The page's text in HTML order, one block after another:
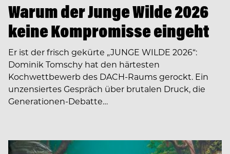
Warum der Junge Wilde 2026
keine Kompromisse eingeht
Er ist der frisch gekürte „JUNGE WILDE 2026“:
Dominik Tomschy hat den härtesten
Kochwettbewerb des DACH-Raums gerockt. Ein
unzensiertes Gespräch über brutalen Druck, die
Generationen-Debatte…